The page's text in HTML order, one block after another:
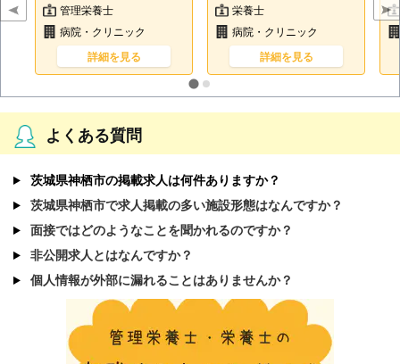
管理栄養士
病院・クリニック
詳細を見る
栄養士
病院・クリニック
詳細を見る
よくある質問
茨城県神栖市の掲載求人は何件ありますか？
茨城県神栖市で求人掲載の多い施設形態はなんですか？
面接ではどのようなことを聞かれるのですか？
非公開求人とはなんですか？
個人情報が外部に漏れることはありませんか？